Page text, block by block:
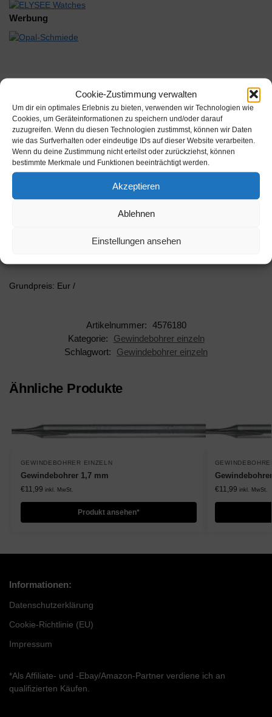
Cookie-Zustimmung verwalten
Um dir ein optimales Erlebnis zu bieten, verwenden wir Technologien wie
Cookies, um Geräteinformationen zu speichern und/oder darauf
zuzugreifen. Wenn du diesen Technologien zustimmst, können wir Daten
wie das Surfverhalten oder eindeutige IDs auf dieser Website verarbeiten.
Wenn du deine Zustimmung nicht erteilst oder zurückziehst, können
bestimmte Merkmale und Funktionen beeinträchtigt werden.
Akzeptieren
Ablehnen
Einstellungen ansehen
Werbung
DIN-Rechtsgewinde, metrisch.
&lt;br /&gt;Die Gewindebohrer haben einen runden Schaft-Ø. Die
Gewindebohrer passen in das Stiftenklöbchen 4512022.
Hersteller: Willi Ruthekolk WIRU
Grundpreis: Eur /
Artikelnummer: 4576180
Kategorie:
Gewindebohrer einzeln
Schlagwort:
Gewindebohrer einzeln
Ähnliche Produkte
GEWINDEBOHRER EINZELN
Gewindebohrer 1,7 mm
€11,99 inkl. MwSt.
Produkt ansehen*
€11,99 inkl. MwSt.
Informationen:
Datenschutzerklärung
Cookie-Richtlinie (EU)
Impressum
*Als Affiliate- und -Ebay/Amazon-Partner verdiene ich an
qualifizierten Käufen.